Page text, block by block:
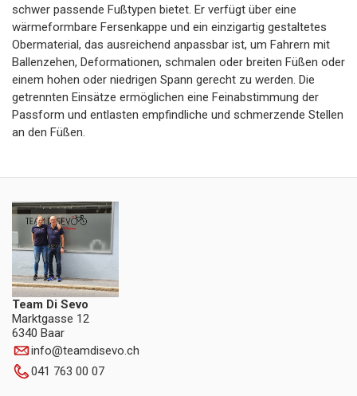
schwer passende Fußtypen bietet. Er verfügt über eine
wärmeformbare Fersenkappe und ein einzigartig gestaltetes
Obermaterial, das ausreichend anpassbar ist, um Fahrern mit
Ballenzehen, Deformationen, schmalen oder breiten Füßen oder
einem hohen oder niedrigen Spann gerecht zu werden. Die
getrennten Einsätze ermöglichen eine Feinabstimmung der
Passform und entlasten empfindliche und schmerzende Stellen
an den Füßen.
Team Di Sevo
Marktgasse 12
6340 Baar
info@teamdisevo.ch
041 763 00 07